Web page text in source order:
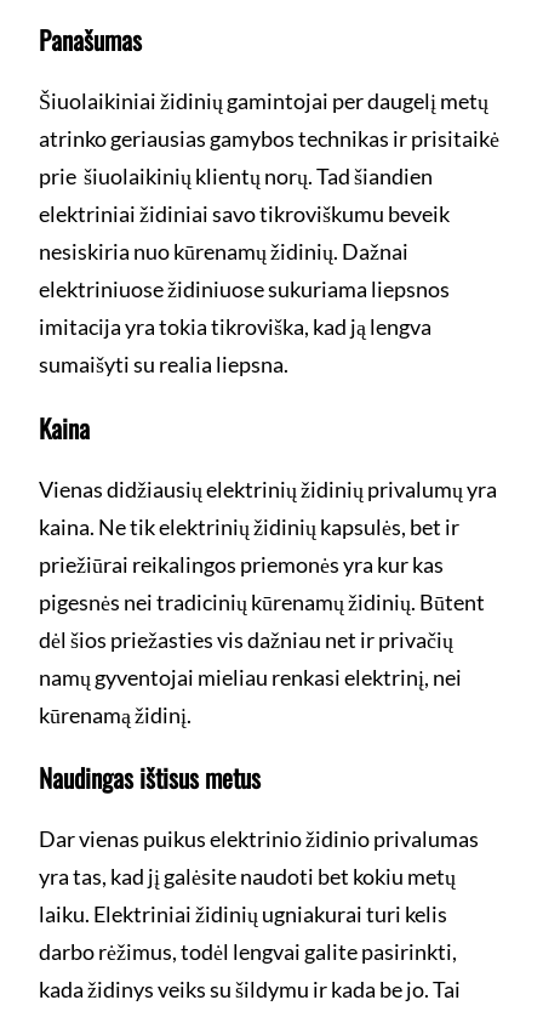
Panašumas
Šiuolaikiniai židinių gamintojai per daugelį metų
atrinko geriausias gamybos technikas ir prisitaikė
prie šiuolaikinių klientų norų. Tad šiandien
elektriniai židiniai savo tikroviškumu beveik
nesiskiria nuo kūrenamų židinių. Dažnai
elektriniuose židiniuose sukuriama liepsnos
imitacija yra tokia tikroviška, kad ją lengva
sumaišyti su realia liepsna.
Kaina
Vienas didžiausių elektrinių židinių privalumų yra
kaina. Ne tik elektrinių židinių kapsulės, bet ir
priežiūrai reikalingos priemonės yra kur kas
pigesnės nei tradicinių kūrenamų židinių. Būtent
dėl šios priežasties vis dažniau net ir privačių
namų gyventojai mieliau renkasi elektrinį, nei
kūrenamą židinį.
Naudingas ištisus metus
Dar vienas puikus elektrinio židinio privalumas
yra tas, kad jį galėsite naudoti bet kokiu metų
laiku. Elektriniai židinių ugniakurai turi kelis
darbo rėžimus, todėl lengvai galite pasirinkti,
kada židinys veiks su šildymu ir kada be jo. Tai